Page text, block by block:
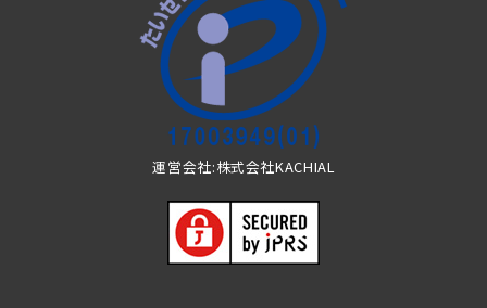
運営会社:株式会社KACHIAL